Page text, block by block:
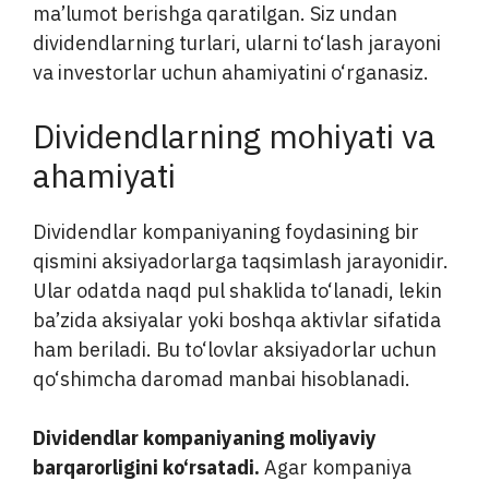
ma’lumot berishga qaratilgan. Siz undan
dividendlarning turlari, ularni to‘lash jarayoni
va investorlar uchun ahamiyatini o‘rganasiz.
Dividendlarning mohiyati va
ahamiyati
Dividendlar kompaniyaning foydasining bir
qismini aksiyadorlarga taqsimlash jarayonidir.
Ular odatda naqd pul shaklida to‘lanadi, lekin
ba’zida aksiyalar yoki boshqa aktivlar sifatida
ham beriladi. Bu to‘lovlar aksiyadorlar uchun
qo‘shimcha daromad manbai hisoblanadi.
Dividendlar kompaniyaning moliyaviy
barqarorligini ko‘rsatadi. Agar kompaniya